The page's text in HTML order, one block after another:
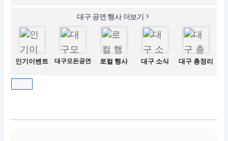
대구 공연 행사 더보기
인기이벤트 대구모든공연 로컬 행사 대구 소식 대구 총정리